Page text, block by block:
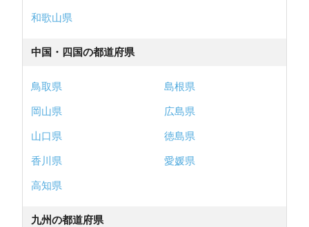
和歌山県
中国・四国の都道府県
鳥取県
島根県
岡山県
広島県
山口県
徳島県
香川県
愛媛県
高知県
九州の都道府県